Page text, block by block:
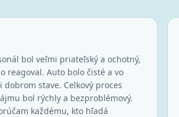
bol veľmi priateľský a ochotný,
reagoval. Auto bolo čisté a vo
dobrom stave. Celkový proces
bol rýchly a bezproblémový.
každému, kto hľadá